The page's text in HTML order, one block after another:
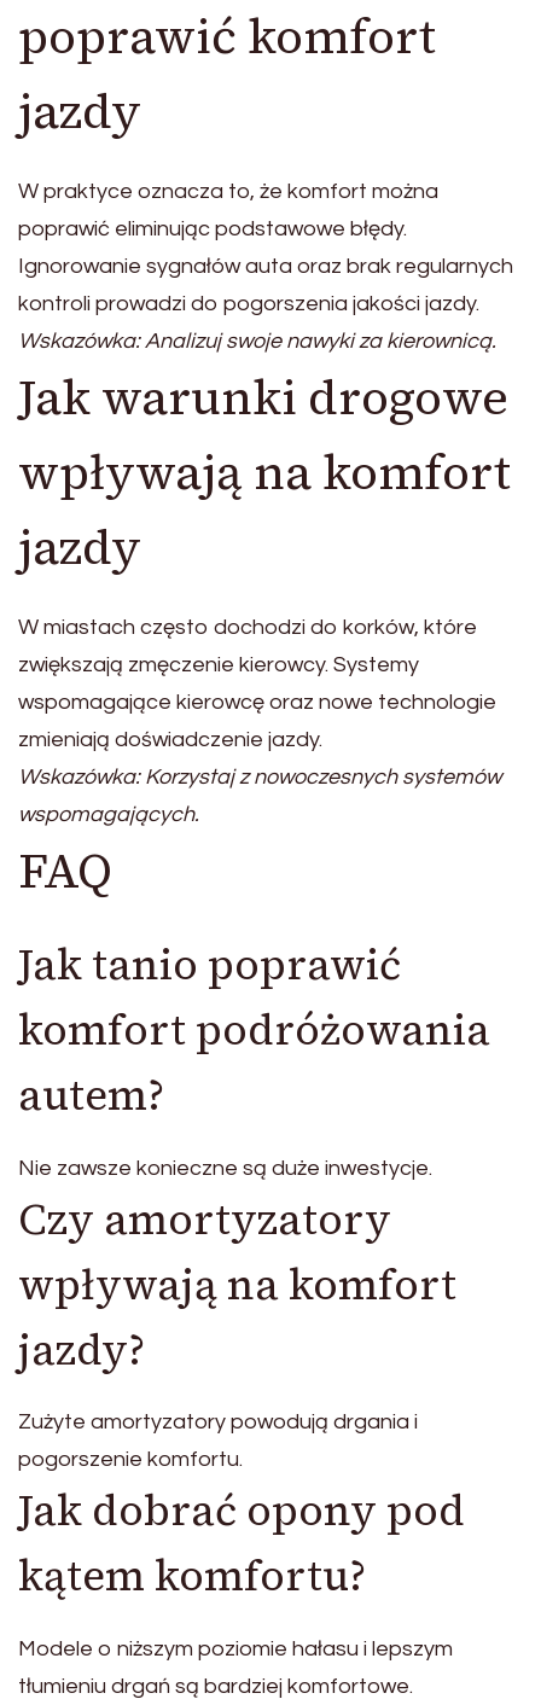
poprawić komfort
jazdy
W praktyce oznacza to, że komfort można
poprawić eliminując podstawowe błędy.
Ignorowanie sygnałów auta oraz brak regularnych
kontroli prowadzi do pogorszenia jakości jazdy.
Wskazówka: Analizuj swoje nawyki za kierownicą.
Jak warunki drogowe
wpływają na komfort
jazdy
W miastach często dochodzi do korków, które
zwiększają zmęczenie kierowcy. Systemy
wspomagające kierowcę oraz nowe technologie
zmieniają doświadczenie jazdy.
Wskazówka: Korzystaj z nowoczesnych systemów
wspomagających.
FAQ
Jak tanio poprawić
komfort podróżowania
autem?
Nie zawsze konieczne są duże inwestycje.
Czy amortyzatory
wpływają na komfort
jazdy?
Zużyte amortyzatory powodują drgania i
pogorszenie komfortu.
Jak dobrać opony pod
kątem komfortu?
Modele o niższym poziomie hałasu i lepszym
tłumieniu drgań są bardziej komfortowe.